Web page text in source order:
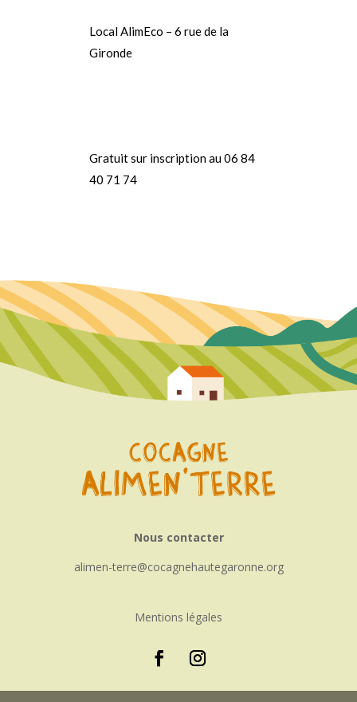
Local AlimEco – 6 rue de la
Gironde
Gratuit sur inscription au 06 84
40 71 74
Nous contacter
alimen-terre
cocagnehautegaronne.org
Mentions légales